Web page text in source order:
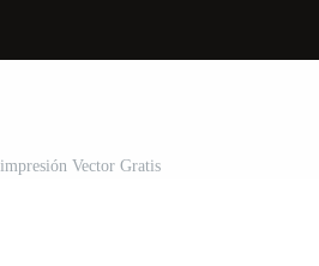
Vector Gratis